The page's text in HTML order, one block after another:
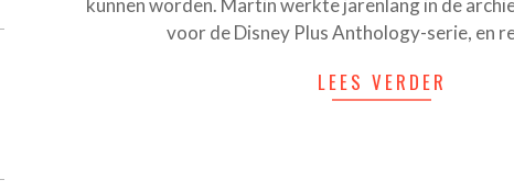
voor de Disney Plus Anthology-serie, en
LEES VERDER